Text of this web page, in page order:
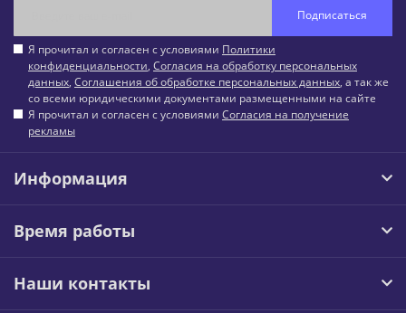
Подписаться
Я прочитал и согласен с условиями Политики
конфиденциальности, Согласия на обработку персональных
данных, Соглашения об обработке персональных данных, а так же
со всеми юридическими документами размещенными на сайте
Я прочитал и согласен с условиями Согласия на получение
рекламы
Информация
Время работы
Наши контакты